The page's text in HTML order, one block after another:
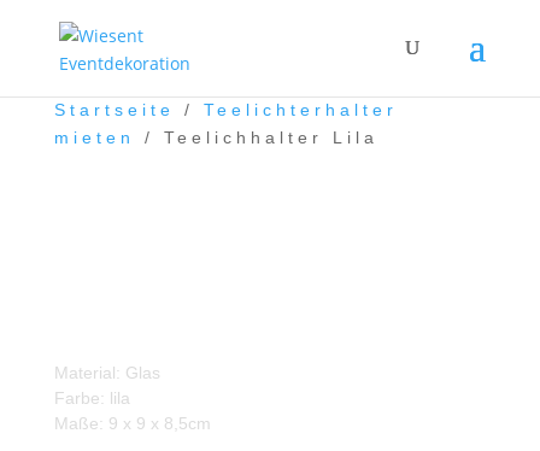
Startseite / Teelichterhalter
mieten
/ Teelichhalter Lila
Material: Glas
Farbe: lila
Maße: 9 x 9 x 8,5cm